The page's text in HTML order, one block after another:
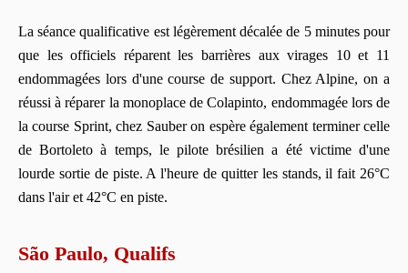
La séance qualificative est légèrement décalée de 5 minutes pour
que les officiels réparent les barrières aux virages 10 et 11
endommagées lors d'une course de support. Chez Alpine, on a
réussi à réparer la monoplace de Colapinto, endommagée lors de
la course Sprint, chez Sauber on espère également terminer celle
de Bortoleto à temps, le pilote brésilien a été victime d'une
lourde sortie de piste. A l'heure de quitter les stands, il fait 26°C
dans l'air et 42°C en piste.
São Paulo, Qualifs